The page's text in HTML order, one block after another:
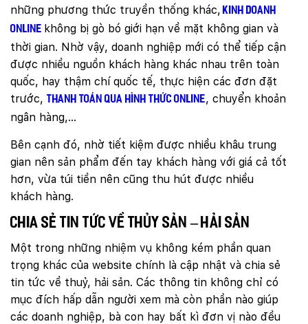
những phương thức truyền thống khác, kinh doanh
online không bị gò bó giới hạn về mặt không gian và
thời gian. Nhờ vậy, doanh nghiệp mới có thể tiếp cận
được nhiều nguồn khách hàng khác nhau trên toàn
quốc, hay thậm chí quốc tế, thực hiện các đơn đặt
trước, thanh toán qua hình thức online, chuyển khoản
ngân hàng,…
Bên cạnh đó, nhờ tiết kiệm được nhiều khâu trung
gian nên sản phẩm đến tay khách hàng với giá cả tốt
hơn, vừa túi tiền nên cũng thu hút được nhiều
khách hàng.
Chia sẻ tin tức về thủy sản – hải sản
Một trong những nhiệm vụ không kém phần quan
trọng khác của website chính là cập nhật và chia sẻ
tin tức về thuỷ, hải sản. Các thông tin không chỉ có
mục đích hấp dẫn người xem mà còn phần nào giúp
các doanh nghiệp, bà con hay bất kì đơn vị nào đều